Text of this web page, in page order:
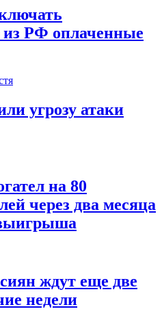
из РФ оплаченные
угрозу атаки
на 80
через два месяца
ждут еще две
недели